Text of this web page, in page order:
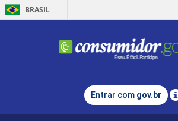
BRASIL
Entrar com gov.br